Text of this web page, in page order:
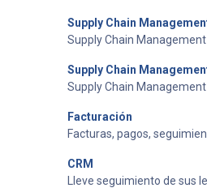
Supply Chain
Supply Chain Management
Supply Chain
Supply Chain
Facturación
Facturas, pagos,
CRM
Lleve seguimiento de sus